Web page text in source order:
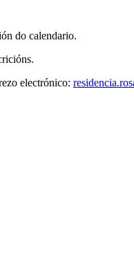
do calendario.
electrónico: